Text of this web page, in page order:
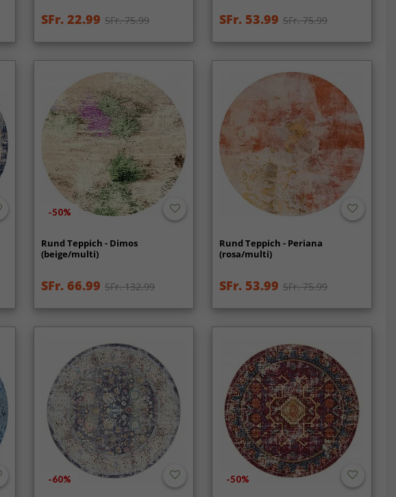
SFr. 22.99 SFr. 75.99 SFr. 53.99 SFr. 75.99
-50%
Rund Teppich - Dimos
(beige/multi)
SFr. 66.99 SFr. 132.99
Rund Teppich - Periana
(rosa/multi)
SFr. 53.99 SFr. 75.99
-60% -50%